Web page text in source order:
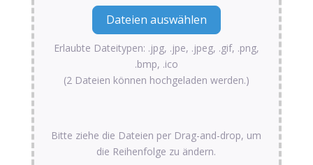
Erlaubte Dateitypen: .jpg, .jpe, .jpeg, .gif, .png,
.bmp, .ico
(2 Dateien können hochgeladen werden.)
Bitte ziehe die Dateien per Drag-and-drop, um
die Reihenfolge zu ändern.